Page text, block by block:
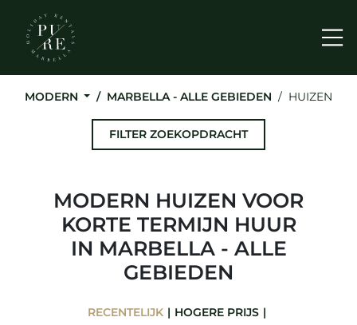
MODERN MARBELLA - ALLE GEBIEDEN HUIZEN
FILTER ZOEKOPDRACHT
MODERN HUIZEN VOOR
KORTE TERMIJN HUUR
IN MARBELLA - ALLE
GEBIEDEN
RECENTELIJK
HOGERE PRIJS